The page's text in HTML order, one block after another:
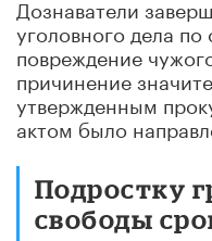
Дознаватели
уголовного дела
повреждение
причинение
утвержденным
актом было
Подростку
свободы